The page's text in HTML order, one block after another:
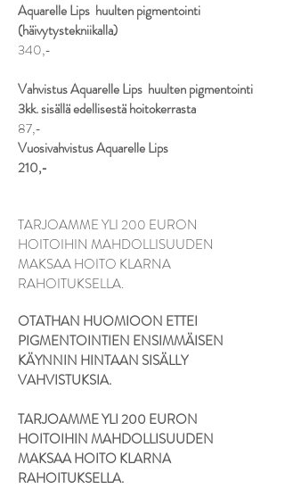
Aquarelle Lips huulten pigmentointi
(häivytystekniikalla)
340,-
Vahvistus Aquarelle Lips huulten pigmentointi
3kk. sisällä edellisestä hoitokerrasta
87,-
VuosivahvistusAquarelle Lips
210,-
TARJOAMME YLI 200 EURON
HOITOIHIN MAHDOLLISUUDEN
MAKSAA HOITO KLARNA
RAHOITUKSELLA.​
OTATHAN HUOMIOON ETTEI
PIGMENTOINTIEN ENSIMMÄISEN
KÄYNNIN HINTAAN SISÄLLY
VAHVISTUKSIA.
TARJOAMME YLI 200 EURON
HOITOIHIN MAHDOLLISUUDEN
MAKSAA HOITO KLARNA
RAHOITUKSELLA.​